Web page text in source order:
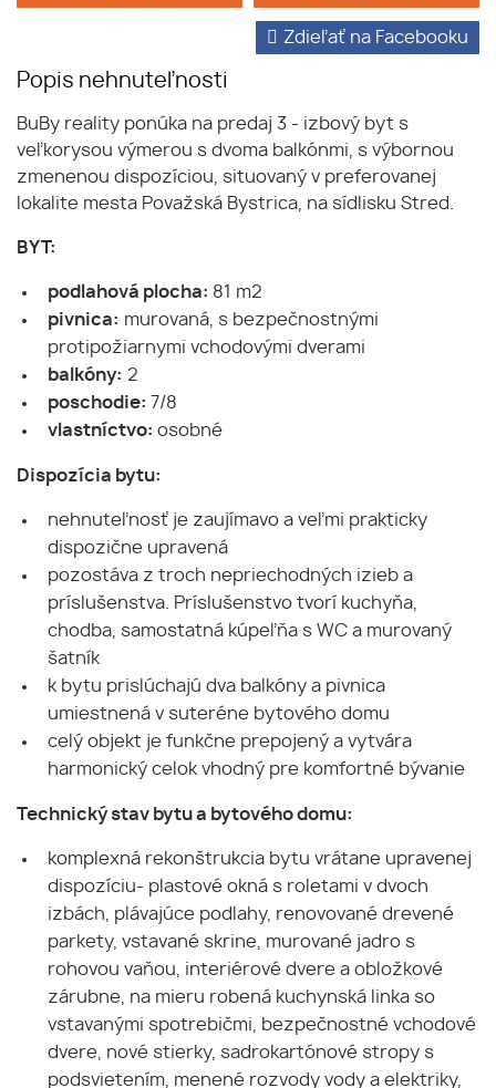
Popis nehnuteľnosti
Zdieľať na Facebooku
BuBy reality ponúka na predaj 3 - izbový byt s
veľkorysou výmerou s dvoma balkónmi, s výbornou
zmenenou dispozíciou, situovaný v preferovanej
lokalite mesta Považská Bystrica, na sídlisku Stred.
BYT:
podlahová plocha: 81 m2
pivnica: murovaná, s bezpečnostnými
protipožiarnymi vchodovými dverami
balkóny: 2
poschodie: 7/8
vlastníctvo: osobné
Dispozícia bytu:
nehnuteľnosť je zaujímavo a veľmi prakticky
dispozične upravená
pozostáva z troch nepriechodných izieb a
príslušenstva. Príslušenstvo tvorí kuchyňa,
chodba, samostatná kúpeľňa s WC a murovaný
šatník
k bytu prislúchajú dva balkóny a pivnica
umiestnená v suteréne bytového domu
celý objekt je funkčne prepojený a vytvára
harmonický celok vhodný pre komfortné bývanie
Technický stav bytu a bytového domu:
komplexná rekonštrukcia bytu vrátane upravenej
dispozíciu- plastové okná s roletami v dvoch
izbách, plávajúce podlahy, renovované drevené
parkety, vstavané skrine, murované jadro s
rohovou vaňou, interiérové dvere a obložkové
zárubne, na mieru robená kuchynská linka so
vstavanými spotrebičmi, bezpečnostné vchodové
dvere, nové stierky, sadrokartónové stropy s
podsvietením, menené rozvody vody a elektriky,